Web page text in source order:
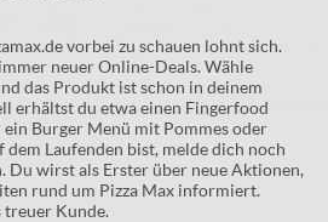
vorbei zu schauen lohnt sich.
neuer Online-Deals. Wähle
das Produkt ist schon in deinem
erhältst du etwa einen Fingerfood
Burger Menü mit Pommes oder
Laufenden bist, melde dich noch
Du wirst als Erster über neue Aktionen,
rund um Pizza Max informiert.
treuer Kunde.